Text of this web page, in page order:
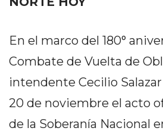
PEDIDOS POR WHATSAPP
TIENDA ONLINE GRATIS
EN ARGENTINA:
CHANGUITO.COM.AR VS
OTRAS PLATAFORMAS DE
VENTA POR WHATSAPP
En el marco del 180°
Combate de Vuelta de
intendente Cecilio
20 de noviembre el acto
de la Soberanía Nacional